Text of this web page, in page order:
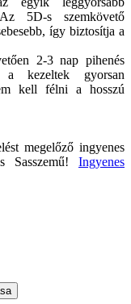
5D-s szemkövető
így biztosítja a
2-3 nap pihenés
kezeltek gyorsan
kell félni a hosszú
megelőző ingyenes
Sasszemű! Ingyenes